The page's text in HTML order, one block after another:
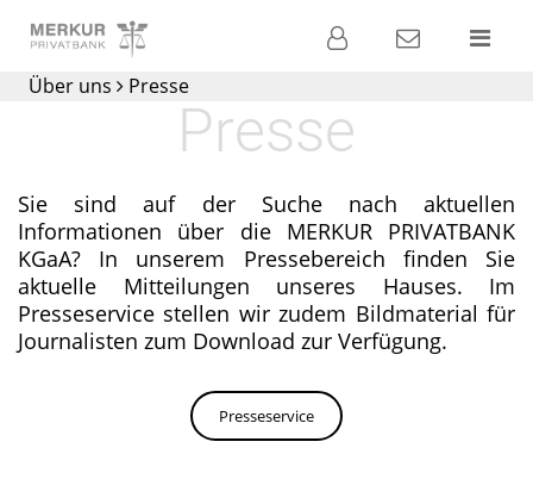
Geldanlage
Über uns Presse
Presse
Sie sind auf der Suche nach aktuellen
Informationen über die MERKUR PRIVATBANK
KGaA? In unserem Pressebereich finden Sie
aktuelle Mitteilungen unseres Hauses. Im
Presseservice stellen wir zudem Bildmaterial für
Journalisten zum Download zur Verfügung.
Presseservice